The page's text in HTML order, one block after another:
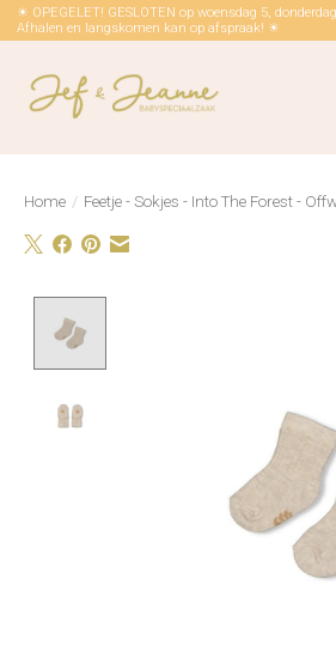
☀ OPEGELET! GESLOTEN op woensdag 5,
Afhalen en langskomen kan op afspraak! ☀
Home / Feetje - Sokjes - Into The Forest -